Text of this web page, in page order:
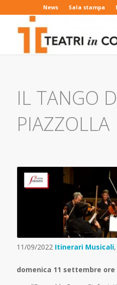
News Sala stampa
IL TANGO
PIAZZOLLA
11/09/2022 Itinerari Musicali,
domenica 11 settembre ore